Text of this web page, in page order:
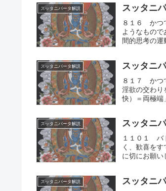
スッタニパータ解説 スッタニ
８１６ かつ
ようなもので
間的思考の
スッタニパータ解説 スッタニ
８１７ かつ
淫欲の交わ
快）＝両極端
スッタニパータ解説 スッタニ
１１０１ バ
く、歓喜を
に切にお願
スッタニパータ解説 スッタニ